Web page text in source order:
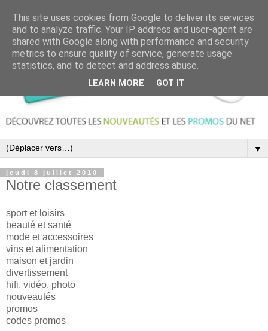
▼
jeudi 8 juillet 2010
Notre classement
sport et loisirs
beauté et santé
mode et accessoires
vins et alimentation
maison et jardin
divertissement
hifi, vidéo, photo
nouveautés
promos
codes promos
This site uses cookies from Google to deliver its services
and to analyze traffic. Your IP address and user-agent are
shared with Google along with performance and security
metrics to ensure quality of service, generate usage
statistics, and to detect and address abuse.
LEARN MORE GOT IT